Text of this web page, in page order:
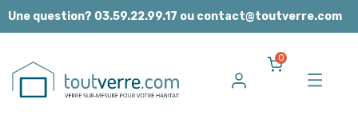
Panneau de gestion des cookies
Une question? 03.59.22.99.17 ou contact@toutverre.com
0